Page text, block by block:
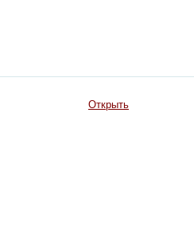
Открыть